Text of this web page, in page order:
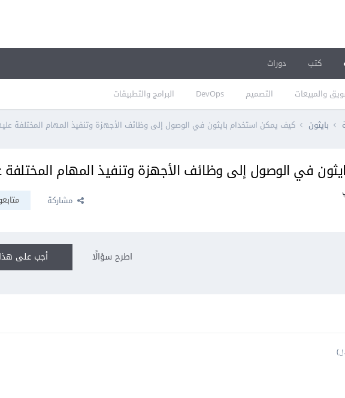
والمبيعات التصميم DevOps البرامج والتطبيقات
كتب دورات
بايثون كيف يمكن استخدام بايثون في الوصول إلى وظائف الأجهزة وتنفيذ المهام المختلفة
في الوصول إلى وظائف الأجهزة وتنفيذ المهام المختلفة
مشاركة
أجب على اطرح سؤالًا